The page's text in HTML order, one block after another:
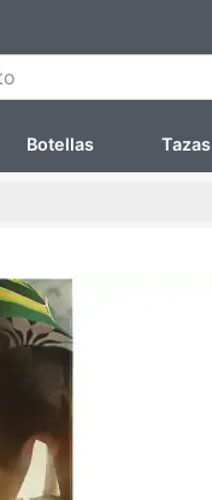
Botellas Tazas